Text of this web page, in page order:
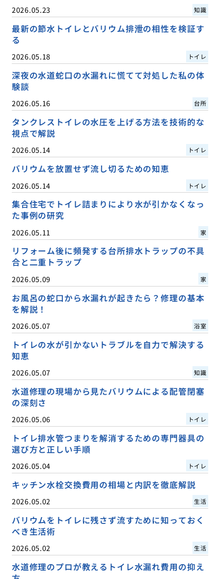
2026.05.23 知識
最新の節水トイレとバリウム排泄の相性を検証す
る
2026.05.18 トイレ
深夜の水道蛇口の水漏れに慌てて対処した私の体
験談
2026.05.16 台所
タンクレストイレの水圧を上げる方法を技術的な
視点で解説
2026.05.14 トイレ
バリウムを放置せず流し切るための知恵
2026.05.14 トイレ
集合住宅でトイレ詰まりにより水が引かなくなっ
た事例の研究
2026.05.11 家
リフォーム後に頻発する台所排水トラップの不具
合と二重トラップ
2026.05.09 家
お風呂の蛇口から水漏れが起きたら？修理の基本
を解説！
2026.05.07 浴室
トイレの水が引かないトラブルを自力で解決する
知恵
2026.05.07 知識
水道修理の現場から見たバリウムによる配管閉塞
の深刻さ
2026.05.06 トイレ
トイレ排水管つまりを解消するための専門器具の
選び方と正しい手順
2026.05.04 トイレ
キッチン水栓交換費用の相場と内訳を徹底解説
2026.05.02 生活
バリウムをトイレに残さず流すために知っておく
べき生活術
2026.05.02 生活
水道修理のプロが教えるトイレ水漏れ費用の抑え